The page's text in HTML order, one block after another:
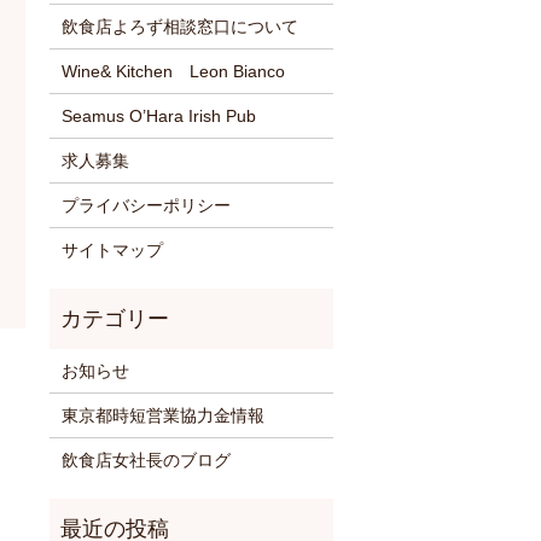
飲食店よろず相談窓口について
Wine& Kitchen Leon Bianco
Seamus O’Hara Irish Pub
求人募集
プライバシーポリシー
サイトマップ
お知らせ
東京都時短営業協力金情報
飲食店女社長のブログ